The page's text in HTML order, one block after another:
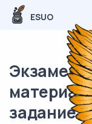
ESUO
задание